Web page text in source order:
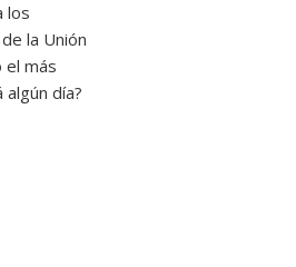
los
la Unión
el más
día?